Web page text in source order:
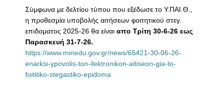
Σύμφωνα με δελτίου τύπου που εξέδωσε το Υ.ΠΑΙ.Θ.,
η προθεσμία υποβολής αιτήσεων φοιτητικού στεγ.
επιδοματος 2025-26 θα είναι απο Τρίτη 30-6-26 εως
Παρασκευή 31-7-26.
https://www.minedu.gov.gr/news/65421-30-06-26-
enarksi-ypovolis-ton-ilektronikon-aitiseon-gia-to-
foititiko-stegastiko-epidoma